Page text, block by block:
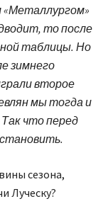
«Металлургом»
то после
таблицы. Но
зимнего
второе
мы тогда и
что перед
сезона,
Луческу?